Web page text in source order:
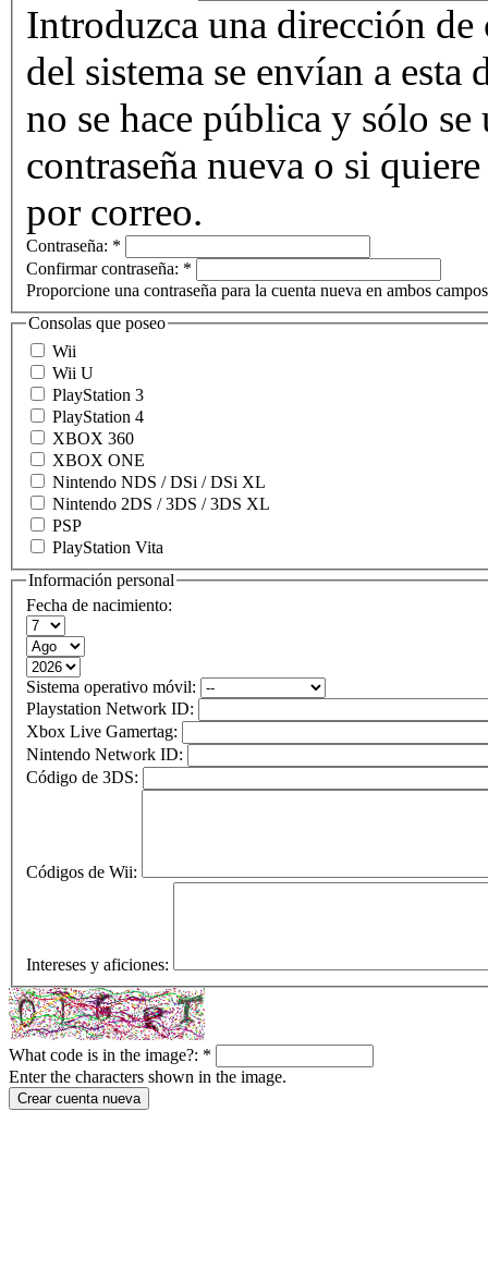
Introduzca una dirección
del sistema se envían a
no se hace pública y sólo
contraseña nueva o si
por correo.
Contraseña: *
Confirmar contraseña: *
Proporcione una contraseña para la cuenta nueva en ambos
Consolas que poseo
Wii
Wii U
PlayStation 3
PlayStation 4
XBOX 360
XBOX ONE
Nintendo NDS / DSi / DSi XL
Nintendo 2DS / 3DS / 3DS XL
PSP
PlayStation Vita
Información personal
Fecha de nacimiento:
Sistema operativo móvil:
Playstation Network ID:
Xbox Live Gamertag:
Nintendo Network ID:
Código de 3DS:
Códigos de Wii:
Intereses y aficiones:
What code is in the image?: *
Enter the characters shown in the image.